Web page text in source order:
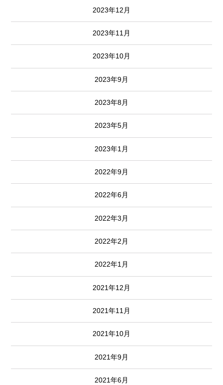
2023年12月
2023年11月
2023年10月
2023年9月
2023年8月
2023年5月
2023年1月
2022年9月
2022年6月
2022年3月
2022年2月
2022年1月
2021年12月
2021年11月
2021年10月
2021年9月
2021年6月